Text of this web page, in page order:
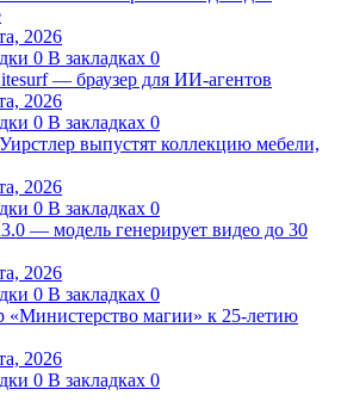
2026
0 В закладках 0
— браузер для ИИ-агентов
2026
0 В закладках 0
выпустят коллекцию мебели,
2026
0 В закладках 0
— модель генерирует видео до 30
2026
0 В закладках 0
«Министерство магии» к 25-летию
2026
0 В закладках 0